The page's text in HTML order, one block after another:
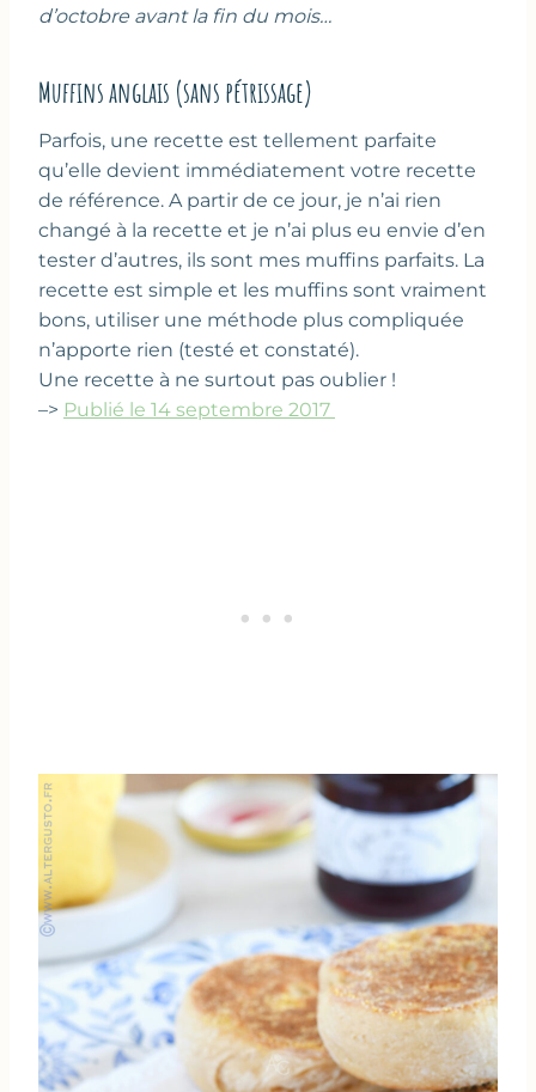
d’octobre avant la fin du mois…
Muffins anglais (sans pétrissage)
Parfois, une recette est tellement parfaite
qu’elle devient immédiatement votre recette
de référence. A partir de ce jour, je n’ai rien
changé à la recette et je n’ai plus eu envie d’en
tester d’autres, ils sont mes muffins parfaits. La
recette est simple et les muffins sont vraiment
bons, utiliser une méthode plus compliquée
n’apporte rien (testé et constaté).
Une recette à ne surtout pas oublier !
–> Publié le 14 septembre 2017